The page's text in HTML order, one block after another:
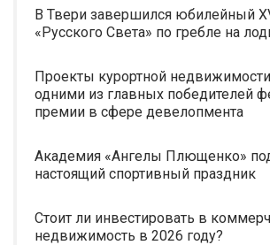
В Твери завершился юбилейный
«Русского Света» по гребле на
Проекты курортной
одними из главных победителей
премии в сфере девелопмента
Академия «Ангелы Плющенко»
настоящий спортивный праздник
Стоит ли инвестировать в
недвижимость в 2026 году?